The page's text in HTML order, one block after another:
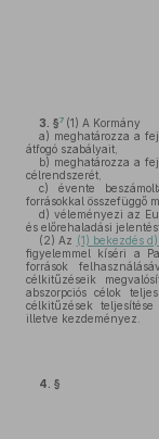
3. §7 (1) A Kormány
a) meghatározza a
átfogó szabályait,
b) meghatározza a
célrendszerét,
c) évente
forrásokkal összefüggő
d) véleményezi az
és előrehaladási
(2) Az (1) bekezdés
figyelemmel kíséri a
források
célkitűzéseik
abszorpciós célok
célkitűzések
illetve kezdeményez.
4. §